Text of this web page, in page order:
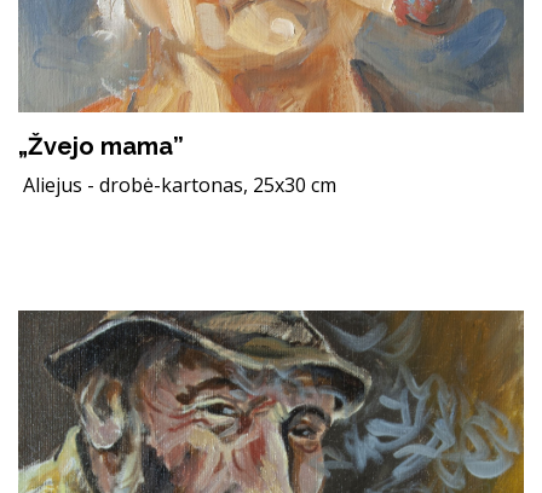
„Žvejo mama”
Aliejus - drobė-kartonas, 25x30 cm